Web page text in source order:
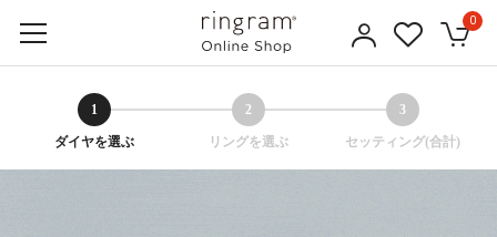
0
1
ダイヤを選ぶ
2
リングを選ぶ
3
セッティング(合計)